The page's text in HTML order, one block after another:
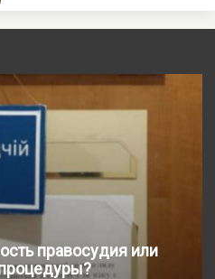
правосудия или